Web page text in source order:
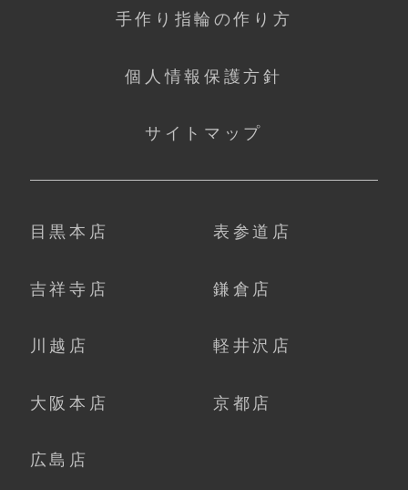
手作り指輪の作り方
個人情報保護方針
サイトマップ
目黒本店 表参道店
吉祥寺店 鎌倉店
川越店 軽井沢店
大阪本店 京都店
広島店